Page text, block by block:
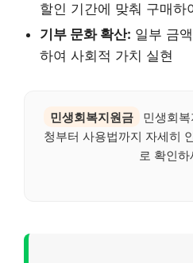
할인 기간에 맞춰 구매하
기부 문화 확산: 일부 금
하여 사회적 가치 실현
민생회복지원금
민생회
청부터 사용법까지 자세히
로 확인하